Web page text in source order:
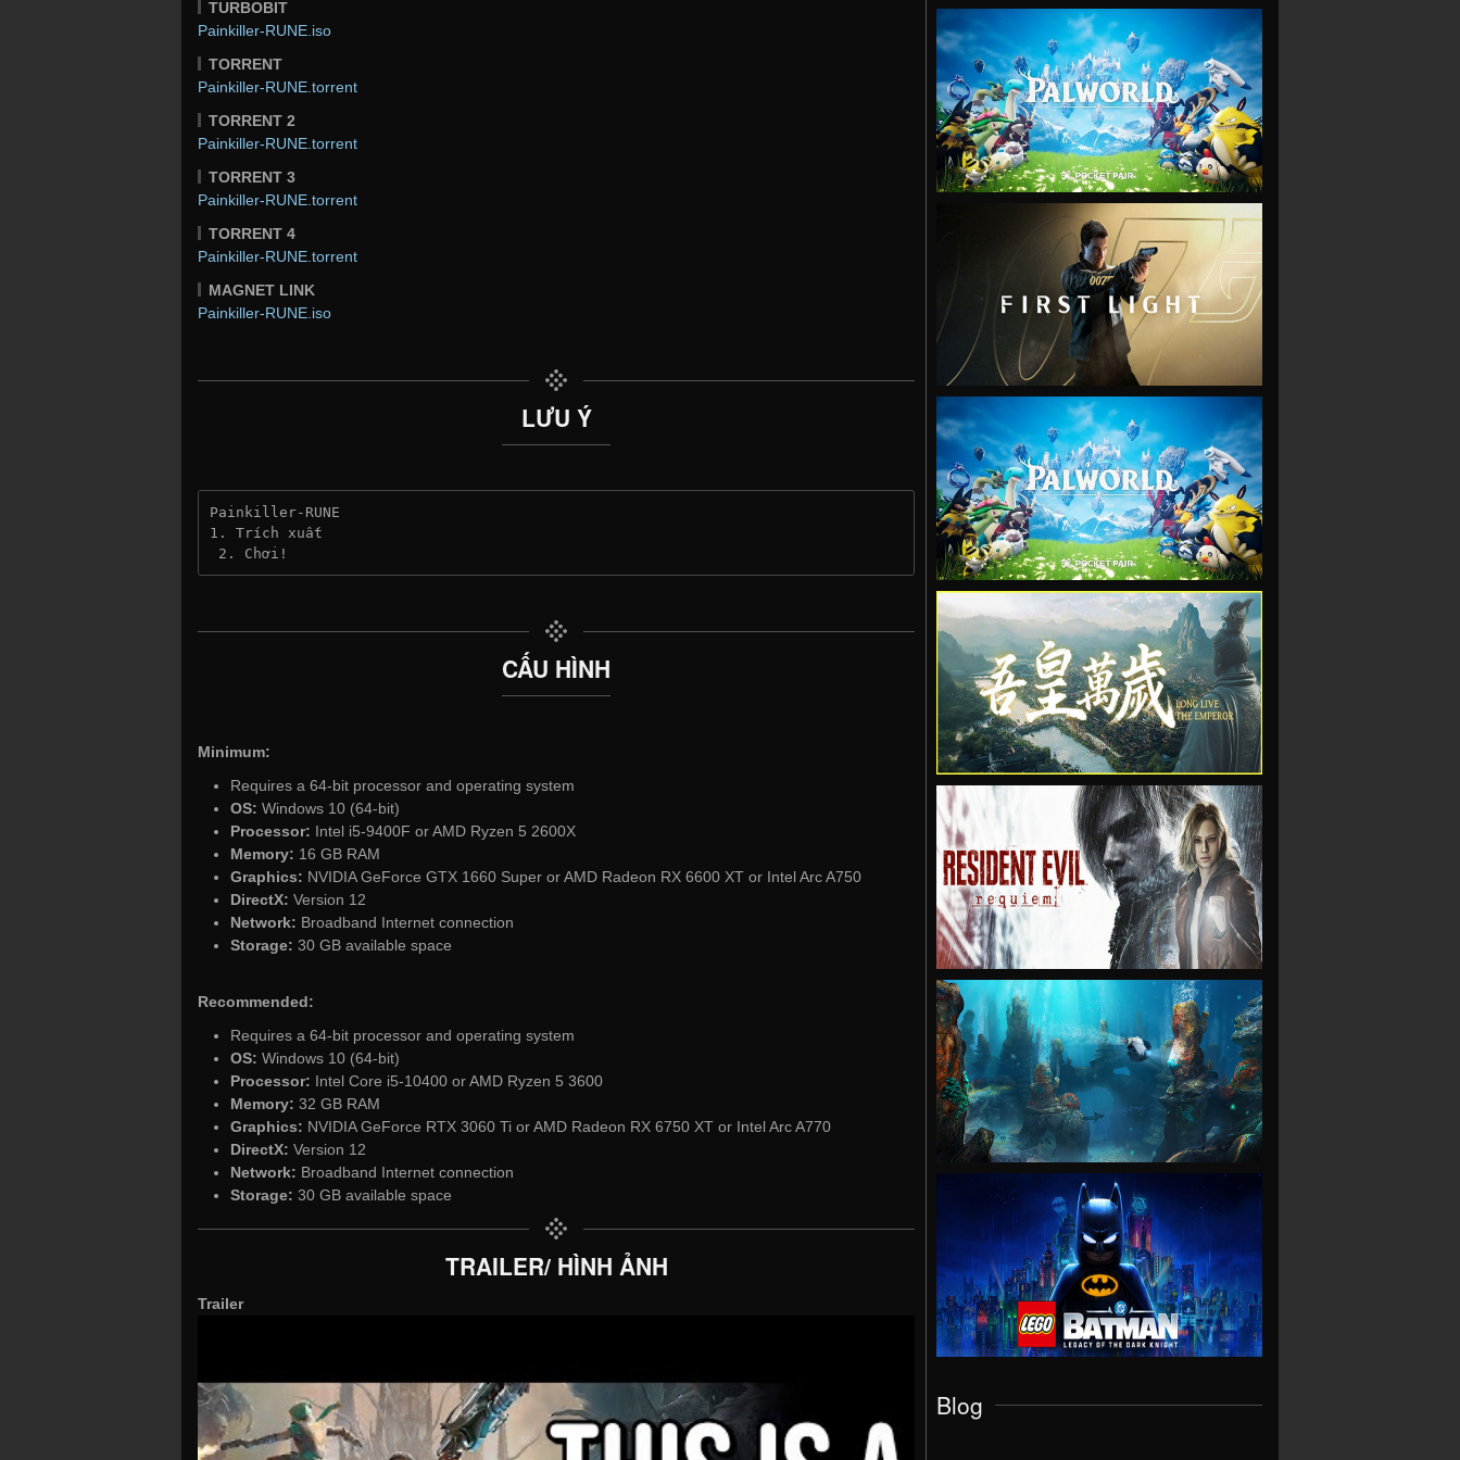
TURBOBIT
Painkiller-RUNE.iso
TORRENT
Painkiller-RUNE.torrent
TORRENT 2
Painkiller-RUNE.torrent
TORRENT 3
Painkiller-RUNE.torrent
TORRENT 4
Painkiller-RUNE.torrent
MAGNET LINK
Painkiller-RUNE.iso
LƯU Ý
Painkiller-RUNE
1. Trích xuất
2. Chơi!
CẤU HÌNH
Minimum:
Requires a 64-bit processor and operating system
OS: Windows 10 (64-bit)
Processor: Intel i5-9400F or AMD Ryzen 5 2600X
Memory: 16 GB RAM
Graphics: NVIDIA GeForce GTX 1660 Super or AMD Radeon RX 6600 XT or Intel Arc A750
DirectX: Version 12
Network: Broadband Internet connection
Storage: 30 GB available space
Recommended:
Requires a 64-bit processor and operating system
OS: Windows 10 (64-bit)
Processor: Intel Core i5-10400 or AMD Ryzen 5 3600
Memory: 32 GB RAM
Graphics: NVIDIA GeForce RTX 3060 Ti or AMD Radeon RX 6750 XT or Intel Arc A770
DirectX: Version 12
Network: Broadband Internet connection
Storage: 30 GB available space
TRAILER/ HÌNH ẢNH
Trailer
VIEW
VIEW
VIEW
VIEW
VIEW
VIEW
VIEW
Blog